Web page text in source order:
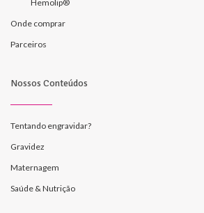
Hemolip®
Onde comprar
Parceiros
Nossos Conteúdos
Tentando engravidar?
Gravidez
Maternagem
Saúde & Nutrição